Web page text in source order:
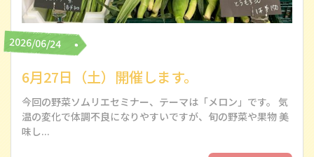
2026/06/24
6月27日（土）開催します。
今回の野菜ソムリエセミナー、テーマは「メロン」です。 気
温の変化で体調不良になりやすいですが、旬の野菜や果物 美
味し...